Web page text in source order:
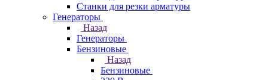
Станки для резки арматуры
Генераторы
Назад
Генераторы
Бензиновые
Назад
Бензиновые